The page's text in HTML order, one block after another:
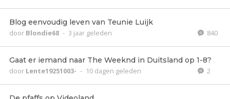
Blog eenvoudig leven van Teunie Luijk
door Blondie68 - 3 jaar geleden 840
Gaat er iemand naar The Weeknd in Duitsland op 1-8?
door Lente19251003- - 10 dagen geleden 2